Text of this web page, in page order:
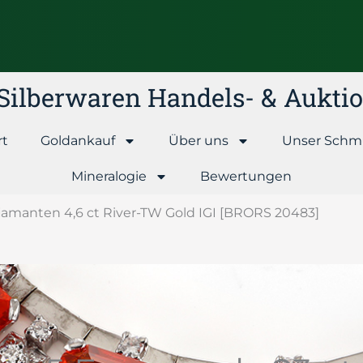
Handels- &
Goldankauf Über uns Unser
Mineralogie Bewertungen
4,6 ct River-TW Gold IGI [BRORS 20483]